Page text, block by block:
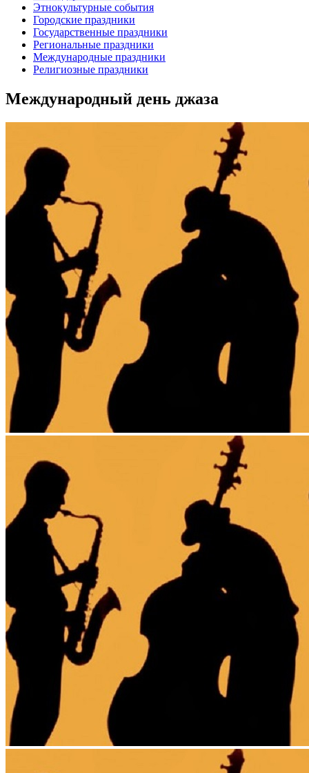
Этнокультурные события
Городские праздники
Государственные праздники
Региональные праздники
Международные праздники
Религиозные праздники
Международный день джаза